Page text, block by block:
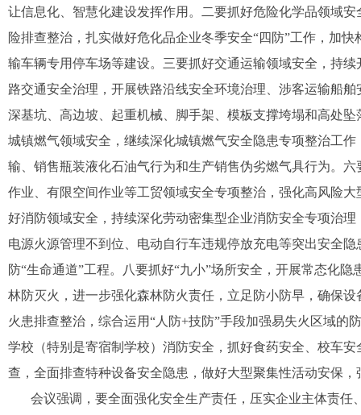
让信息化、智慧化建设发挥作用。二要抓好危险化学品领域
险排查整治，扎实做好危化品企业冬季安全“四防”工作，加
输车辆专用停车场等建设。三要抓好交通运输领域安全，持
路交通安全治理，开展铁路沿线安全环境治理、涉客运输船
深基坑、高边坡、起重机械、脚手架、模板支撑垮塌和高处
城镇燃气领域安全，继续深化城镇燃气安全隐患专项整治工
输、销售瓶装液化石油气行为和生产销售伪劣燃气具行为。
作业、有限空间作业等工贸领域安全专项整治，强化高风险
好消防领域安全，持续深化劳动密集型企业消防安全专项治
电源火源管理不到位、电动自行车违规停放充电等突出安全
防“生命通道”工程。八要抓好“九小”场所安全，开展常态化
林防灭火，进一步强化森林防火责任，立足防小防早，确保
火患排查整治，综合运用“人防+技防”手段加强易失火区域
学校（特别是寄宿制学校）消防安全，抓好食药安全、校车
查，全面排查特种设备安全隐患，做好大型聚集性活动安保
会议强调，要全面强化安全生产责任，压实企业主体责任